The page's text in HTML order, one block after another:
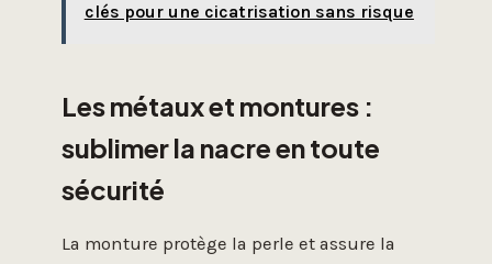
clés pour une cicatrisation sans risque
Les métaux et montures :
sublimer la nacre en toute
sécurité
La monture protège la perle et assure la